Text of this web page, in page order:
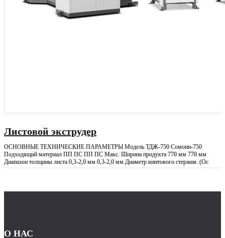
Листовой экструдер
ОСНОВНЫЕ ТЕХНИЧЕСКИЕ ПАРАМЕТРЫ Модель ТДЖ-750 Сомони-750
Подходящий материал ПП ПС ПП ПС Макс. Ширина продукта 770 мм 770 мм
Диапазон толщины листа 0,3-2,0 мм 0,3-2,0 мм Диаметр винтового стержня. (Ос
О НАС